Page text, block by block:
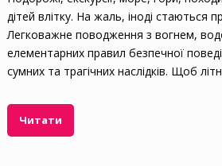
дітей влітку. На жаль, іноді стаються
Легковажне поводження з вогнем,
елементарних правил безпечної
сумних та трагічних наслідків. Щоб
Читати